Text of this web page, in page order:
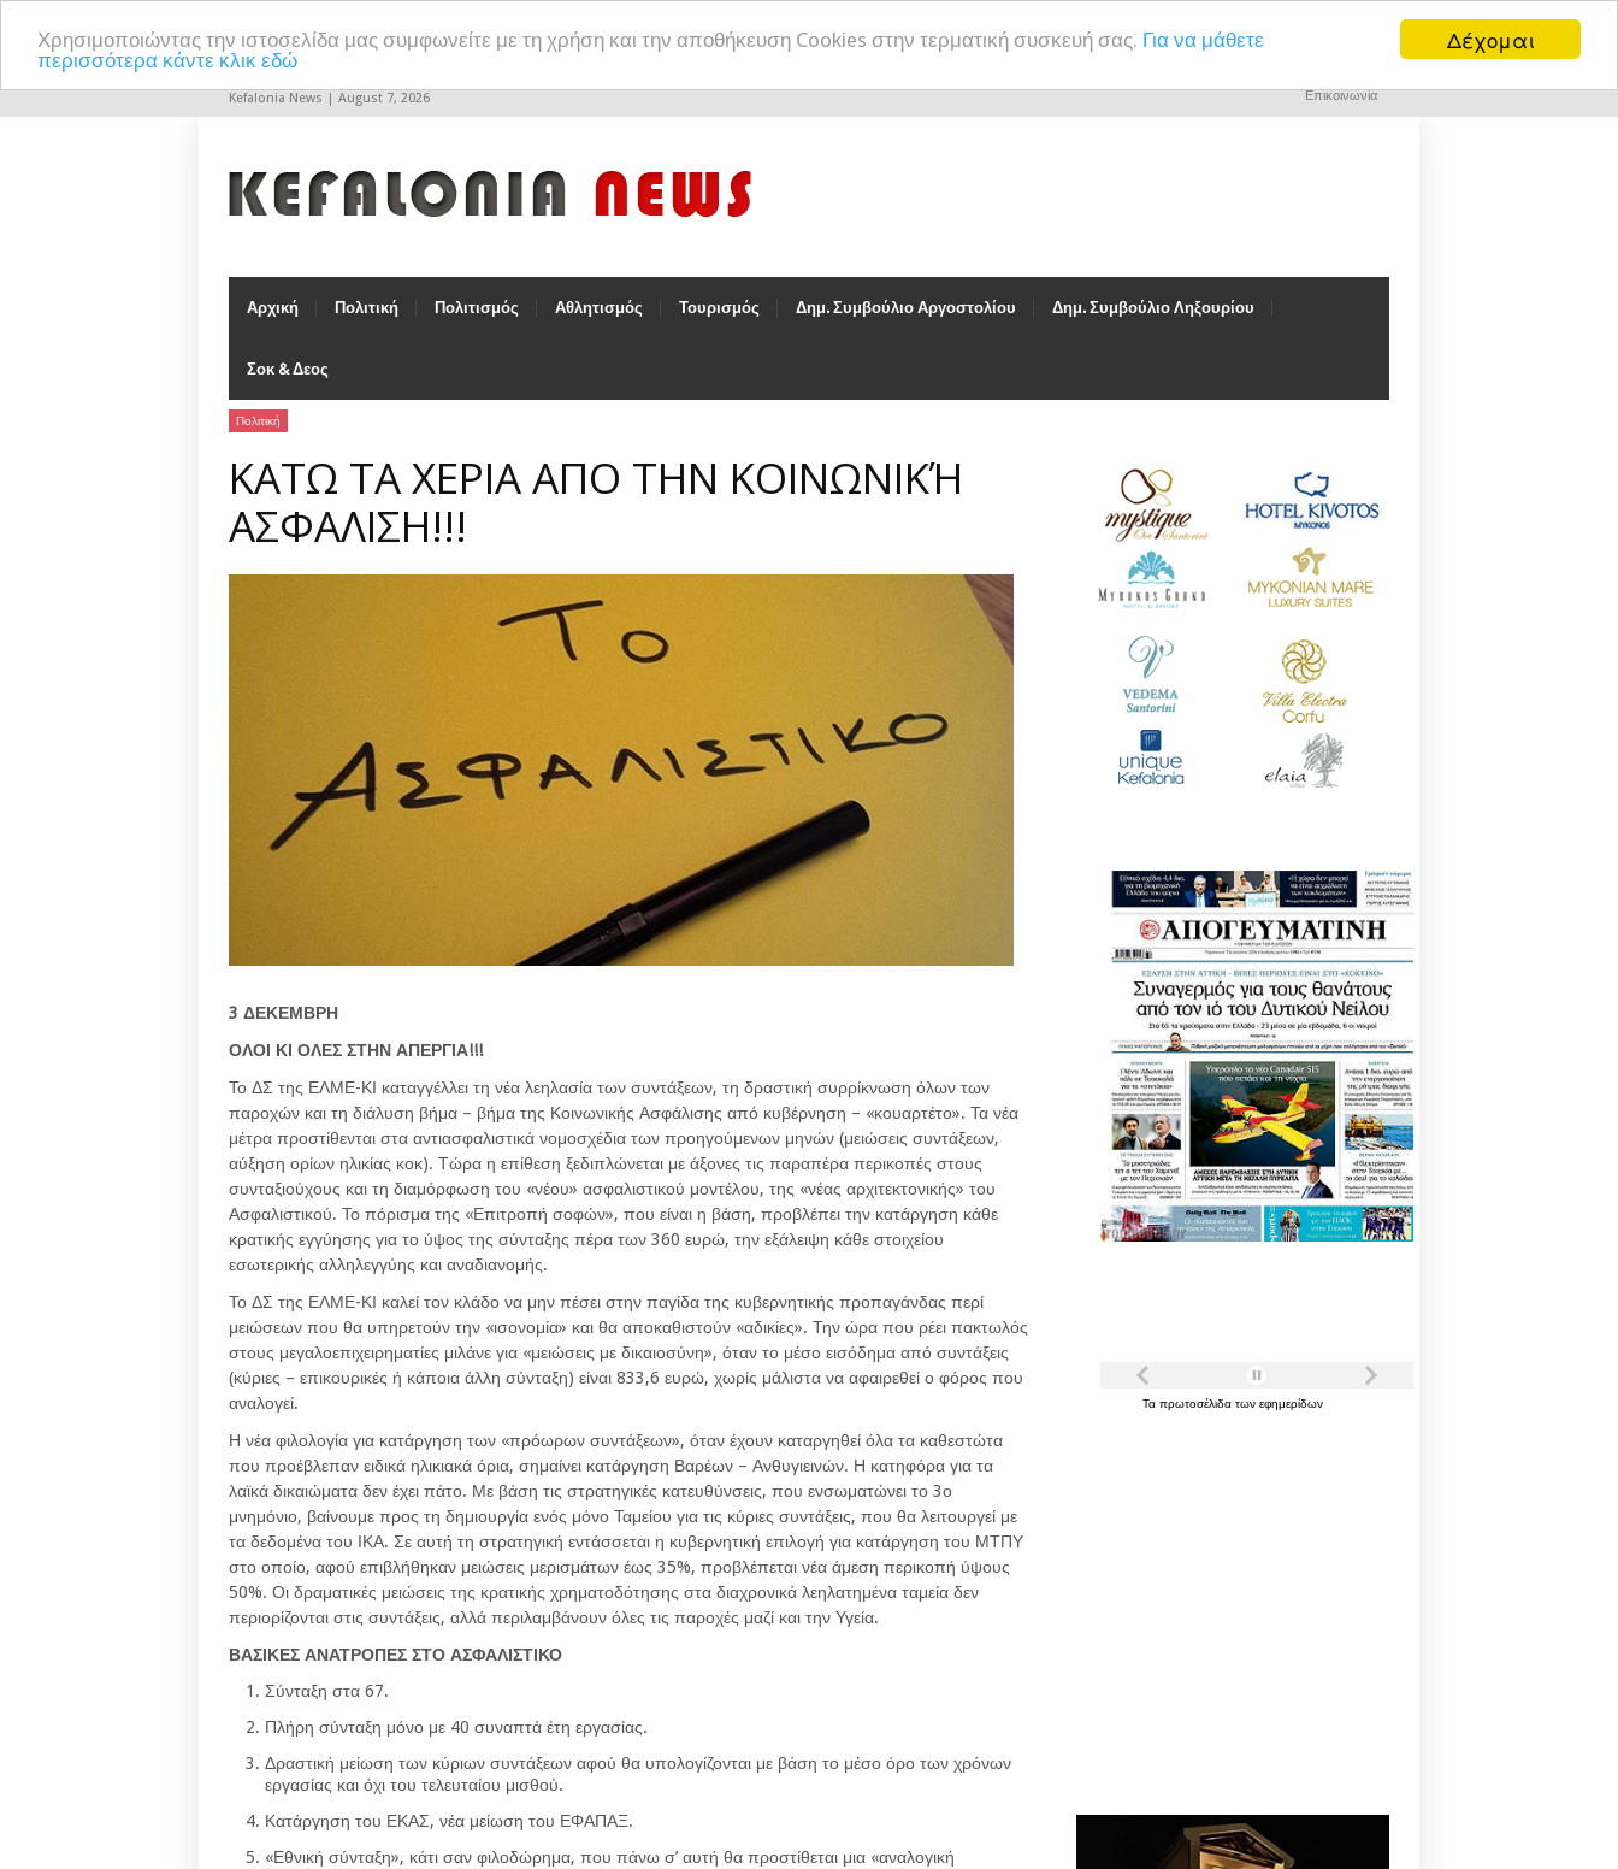
Δέχομαι
Χρησιμοποιώντας την ιστοσελίδα μας συμφωνείτε με τη χρήση και την αποθήκευση Cookies στην τερματική συσκευή σας. Για να μάθετε
περισσότερα κάντε κλικ εδώ
Kefalonia News | August 7, 2026 Επικοινωνία
Αρχική Πολιτική Πολιτισμός Αθλητισμός Τουρισμός Δημ. Συμβούλιο Αργοστολίου Δημ. Συμβούλιο Ληξουρίου
Σοκ & Δεος
Πολιτική
ΚΑΤΩ ΤΑ ΧΕΡΙΑ ΑΠΟ ΤΗΝ ΚΟΙΝΩΝΙΚΉ
ΑΣΦΑΛΙΣΗ!!!
3 ΔΕΚΕΜΒΡΗ
ΟΛΟΙ ΚΙ ΟΛΕΣ ΣΤΗΝ ΑΠΕΡΓΙΑ!!!
Το ΔΣ της ΕΛΜΕ-ΚΙ καταγγέλλει τη νέα λεηλασία των συντάξεων, τη δραστική συρρίκνωση όλων των
παροχών και τη διάλυση βήμα – βήμα της Κοινωνικής Ασφάλισης από κυβέρνηση – «κουαρτέτο». Τα νέα
μέτρα προστίθενται στα αντιασφαλιστικά νομοσχέδια των προηγούμενων μηνών (μειώσεις συντάξεων,
αύξηση ορίων ηλικίας κοκ). Τώρα η επίθεση ξεδιπλώνεται με άξονες τις παραπέρα περικοπές στους
συνταξιούχους και τη διαμόρφωση του «νέου» ασφαλιστικού μοντέλου, της «νέας αρχιτεκτονικής» του
Ασφαλιστικού. Το πόρισμα της «Επιτροπή σοφών», που είναι η βάση, προβλέπει την κατάργηση κάθε
κρατικής εγγύησης για το ύψος της σύνταξης πέρα των 360 ευρώ, την εξάλειψη κάθε στοιχείου
εσωτερικής αλληλεγγύης και αναδιανομής.
Το ΔΣ της ΕΛΜΕ-ΚΙ καλεί τον κλάδο να μην πέσει στην παγίδα της κυβερνητικής προπαγάνδας περί
μειώσεων που θα υπηρετούν την «ισονομία» και θα αποκαθιστούν «αδικίες». Την ώρα που ρέει πακτωλός
στους μεγαλοεπιχειρηματίες μιλάνε για «μειώσεις με δικαιοσύνη», όταν το μέσο εισόδημα από συντάξεις
(κύριες – επικουρικές ή κάποια άλλη σύνταξη) είναι 833,6 ευρώ, χωρίς μάλιστα να αφαιρεθεί ο φόρος που
αναλογεί.
Η νέα φιλολογία για κατάργηση των «πρόωρων συντάξεων», όταν έχουν καταργηθεί όλα τα καθεστώτα
που προέβλεπαν ειδικά ηλικιακά όρια, σημαίνει κατάργηση Βαρέων – Ανθυγιεινών. Η κατηφόρα για τα
λαϊκά δικαιώματα δεν έχει πάτο. Με βάση τις στρατηγικές κατευθύνσεις, που ενσωματώνει το 3ο
μνημόνιο, βαίνουμε προς τη δημιουργία ενός μόνο Ταμείου για τις κύριες συντάξεις, που θα λειτουργεί με
τα δεδομένα του ΙΚΑ. Σε αυτή τη στρατηγική εντάσσεται η κυβερνητική επιλογή για κατάργηση του ΜΤΠΥ
στο οποίο, αφού επιβλήθηκαν μειώσεις μερισμάτων έως 35%, προβλέπεται νέα άμεση περικοπή ύψους
50%. Οι δραματικές μειώσεις της κρατικής χρηματοδότησης στα διαχρονικά λεηλατημένα ταμεία δεν
περιορίζονται στις συντάξεις, αλλά περιλαμβάνουν όλες τις παροχές μαζί και την Υγεία.
ΒΑΣΙΚΕΣ ΑΝΑΤΡΟΠΕΣ ΣΤΟ ΑΣΦΑΛΙΣΤΙΚΟ
Σύνταξη στα 67.
Πλήρη σύνταξη μόνο με 40 συναπτά έτη εργασίας.
Δραστική μείωση των κύριων συντάξεων αφού θα υπολογίζονται με βάση το μέσο όρο των χρόνων
εργασίας και όχι του τελευταίου μισθού.
Κατάργηση του ΕΚΑΣ, νέα μείωση του ΕΦΑΠΑΞ.
«Εθνική σύνταξη», κάτι σαν φιλοδώρημα, που πάνω σ’ αυτή θα προστίθεται μια «αναλογική
Τα πρωτοσέλιδα των εφημερίδων